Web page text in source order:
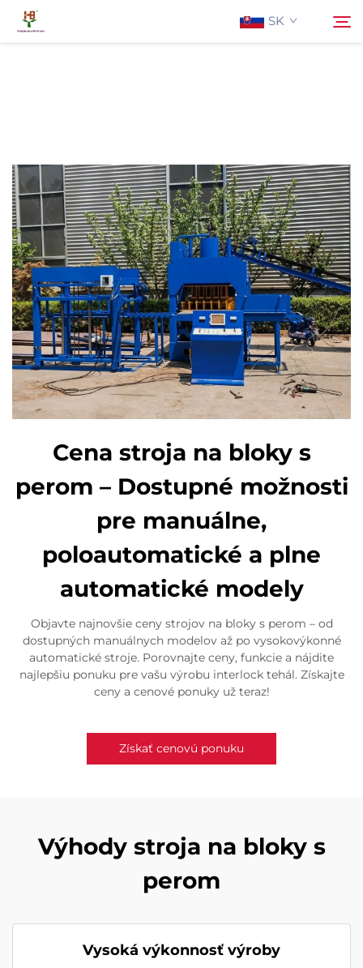
SK
Aplikácia
Aktuality
Kontaktujte Nás
Cena stroja na bloky s
perom – Dostupné možnosti
pre manuálne,
poloautomatické a plne
automatické modely
Objavte najnovšie ceny strojov na bloky s perom – od
dostupných manuálnych modelov až po vysokovýkonné
automatické stroje. Porovnajte ceny, funkcie a nájdite
najlepšiu ponuku pre vašu výrobu interlock tehál. Získajte
ceny a cenové ponuky už teraz!
Získať cenovú ponuku
Výhody stroja na bloky s
perom
Vysoká výkonnosť výroby